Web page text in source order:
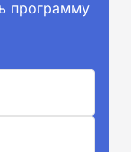
программу